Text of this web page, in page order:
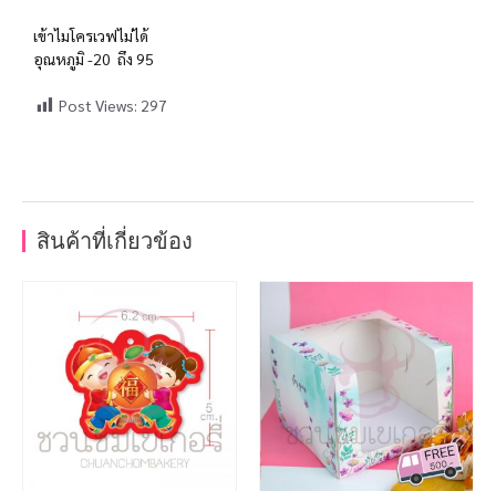
เข้าไมโครเวฟไม่ได้
อุณหภูมิ -20 ถึง 95
Post Views: 297
สินค้าที่เกี่ยวข้อง